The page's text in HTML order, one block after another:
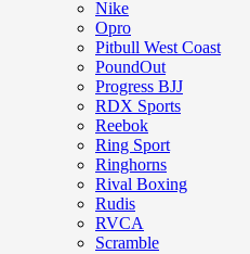
Nike
Opro
Pitbull West Coast
PoundOut
Progress BJJ
RDX Sports
Reebok
Ring Sport
Ringhorns
Rival Boxing
Rudis
RVCA
Scramble